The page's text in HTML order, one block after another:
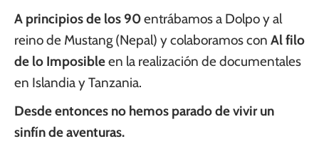
A principios de los 90entrábamos a Dolpo y al
reino de Mustang (Nepal) y colaboramos con Al filo
de lo Imposibleen la realización de documentales
en Islandia y Tanzania.
Desde entonces no hemos parado de vivir un
sinfín de aventuras.